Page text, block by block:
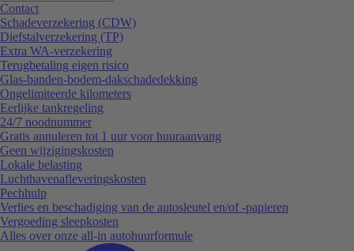
Contact
Schadeverzekering (CDW)
Diefstalverzekering (TP)
Extra WA-verzekering
Terugbetaling eigen risico
Glas-banden-bodem-dakschadedekking
Ongelimiteerde kilometers
Eerlijke tankregeling
24/7 noodnummer
Gratis annuleren tot 1 uur voor huuraanvang
Geen wijzigingskosten
Lokale belasting
Luchthavenafleveringskosten
Pechhulp
Verlies en beschadiging van de autosleutel en/of -papieren
Vergoeding sleepkosten
Alles over onze all-in autohuurformule